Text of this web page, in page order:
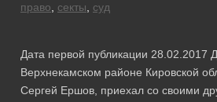
право, секты, суд
Дата первой публикации 28.02.2017
Верхнекамском районе Кировской
Сергей Ершов, приехал со своими